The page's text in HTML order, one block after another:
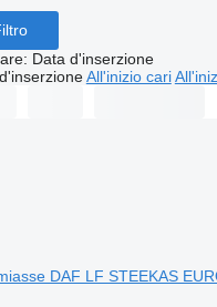
: Data d'inserzione
All'inizio cari